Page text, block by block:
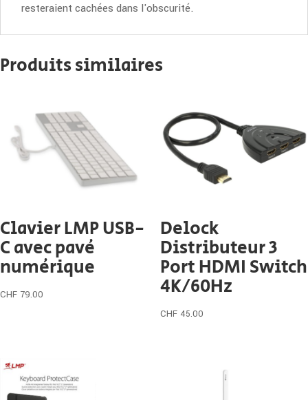
resteraient cachées dans l'obscurité.
Produits similaires
Clavier LMP USB-
C avec pavé
numérique
CHF 79.00
Delock
Distributeur 3
Port HDMI Switch
4K/60Hz
CHF 45.00